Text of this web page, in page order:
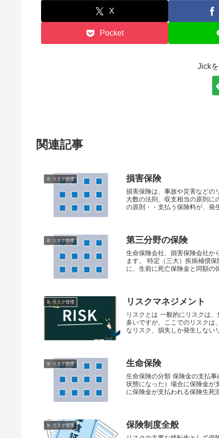
X
Pocket
Jick
関連記事
Ｂ リスク管理 損害保険
損害保険は、事故や災害などの
大数の法則、収支相当の原則に
の原則・・支払う保険料が、発
Ｂ リスク管理 第三分野の保険
生命保険会社、損害保険会社か
ます。 特定（三大）疾病補償
に、生前に死亡保険金と同額の
Ｂ リスク管理 リスクマネジメント
リスクとは 一般的にリスクは
多いですが、ここでのリスクは
なリスク、損失しか発生しない
Ｂ リスク管理 生命保険
生命保険の分類 保険金の支払
状態になった）場合に保険金が
に保険金が支払われる保険生死
Ｂ リスク管理 保険制度全般